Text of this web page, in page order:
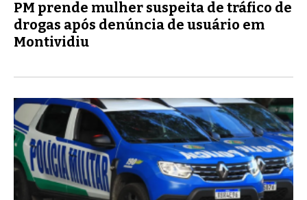
PM prende mulher suspeita de tráfico de
drogas após denúncia de usuário em
Montividiu